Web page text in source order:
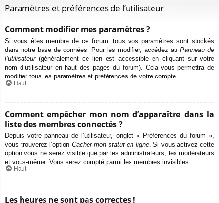
Paramètres et préférences de l’utilisateur
Comment modifier mes paramètres ?
Si vous êtes membre de ce forum, tous vos paramètres sont stockés
dans notre base de données. Pour les modifier, accédez au Panneau de
l’utilisateur(généralement ce lien est accessible en cliquant sur votre
nom d’utilisateur en haut des pages du forum). Cela vous permettra de
modifier tous les paramètres et préférences de votre compte.
Haut
Comment empêcher mon nom d’apparaître dans la
liste des membres connectés ?
Depuis votre panneau de l’utilisateur, onglet « Préférences du forum »,
vous trouverez l’option Cacher mon statut en ligne. Si vous activez cette
option vous ne serez visible que par les administrateurs, les modérateurs
et vous-même. Vous serez compté parmi les membres invisibles.
Haut
Les heures ne sont pas correctes !